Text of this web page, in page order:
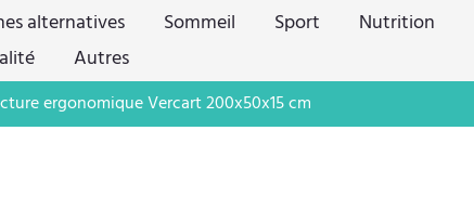
alternatives Sommeil Sport Nutrition
Autres
ergonomique Vercart 200x50x15 cm